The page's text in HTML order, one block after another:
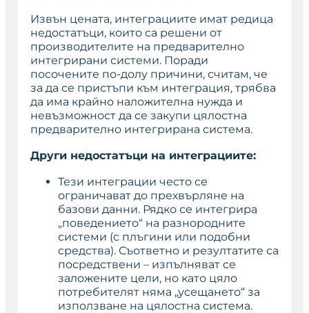
Извън цената, интеграциите имат редица
недостатъци, които са решени от
производителите на предварително
интегрирани системи. Поради
посочените по-долу причини, считам, че
за да се пристъпи към интеграция, трябва
да има крайно наложителна нужда и
невъзможност да се закупи цялостна
предварително интегрирана система.
Други недостатъци на интеграциите:
Тези интеграции често се
ограничават до прехвърляне на
базови данни. Рядко се интегрира
„поведението“ на разнородните
системи (с плъгини или подобни
средства). Съответно и резултатите са
посредствени – изпълняват се
заложените цели, но като цяло
потребителят няма „усещането“ за
използване на цялостна система.